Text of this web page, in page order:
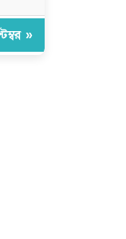
৯
»